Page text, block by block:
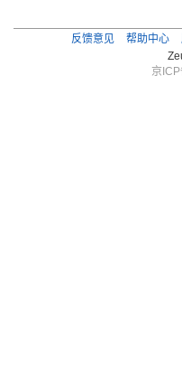
反馈意见 帮助中心
京